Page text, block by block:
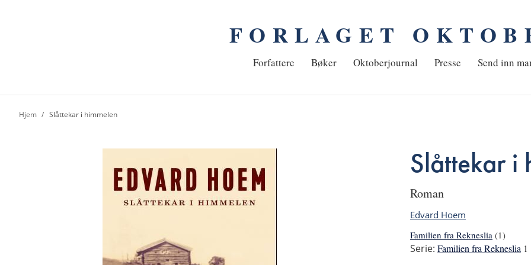
FORLAGET
Hjem
Forfattere Bøker Oktoberjournal Presse Send inn
Hjem Slåttekar i himmelen
Slåttekar i
roman
Edvard Hoem
Familien fra Rekneslia (1)
Serie: Familien fra Rekneslia 1